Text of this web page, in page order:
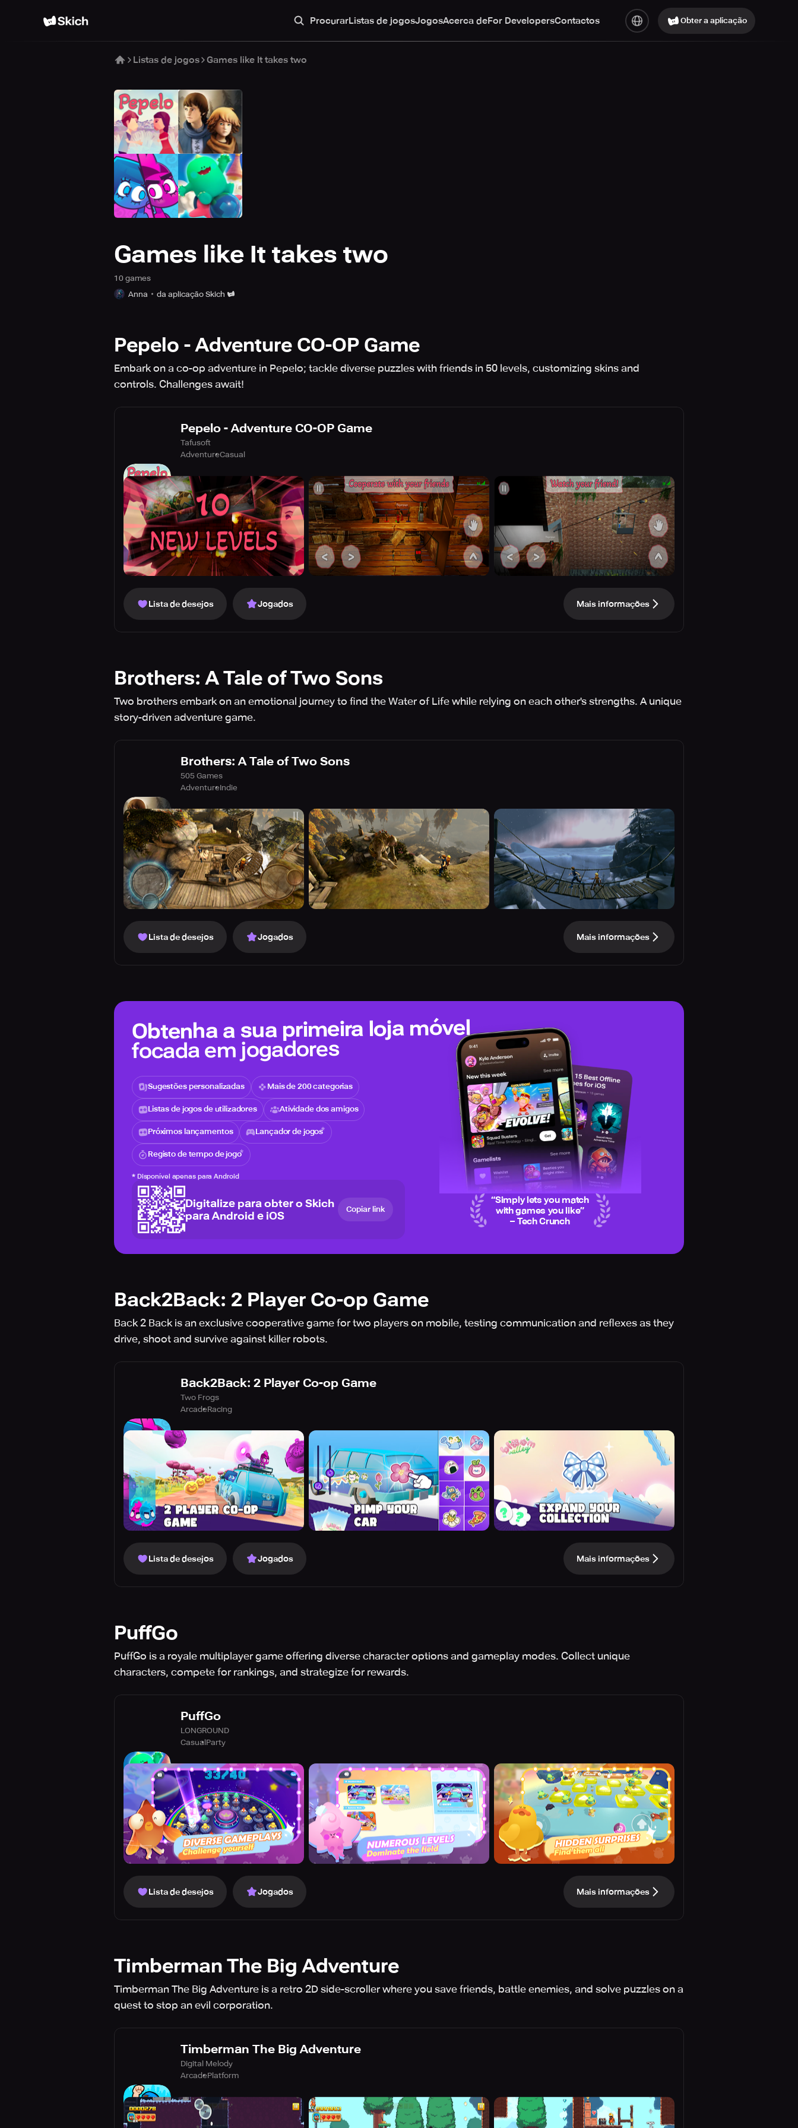
ProcurarListas de jogosJogosAcerca deFor DevelopersContactos Obter a aplicação
Listas de jogos Games like It takes two
Games like It takes two
10 games
Anna
da aplicação Skich
Pepelo - Adventure CO-OP Game
Embark on a co-op adventure in Pepelo; tackle diverse puzzles with friends in 50 levels, customizing skins and
controls. Challenges await!
Pepelo - Adventure CO-OP Game
Tafusoft
AdventureCasual
Lista de desejos Jogados Mais informações
Brothers: A Tale of Two Sons
Two brothers embark on an emotional journey to find the Water of Life while relying on each other's strengths. A unique
story-driven adventure game.
Brothers: A Tale of Two Sons
505 Games
AdventureIndie
Lista de desejos Jogados Mais informações
Obtenha a sua primeira loja móvel
focada em jogadores
Sugestões personalizadas Mais de 200 categorias
Listas de jogos de utilizadores Atividade dos amigos
Próximos lançamentos Lançador de jogos
Registo de tempo de jogo
* Disponível apenas para Android
Digitalize para obter o Skich
para Android e iOS
Copiar link
“Simply lets you match
with games you like”
– Tech Crunch
Back2Back: 2 Player Co-op Game
Back 2 Back is an exclusive cooperative game for two players on mobile, testing communication and reflexes as they
drive, shoot and survive against killer robots.
Back2Back: 2 Player Co-op Game
Two Frogs
ArcadeRacing
Lista de desejos Jogados Mais informações
PuffGo
PuffGo is a royale multiplayer game offering diverse character options and gameplay modes. Collect unique
characters, compete for rankings, and strategize for rewards.
PuffGo
LONGROUND
CasualParty
Lista de desejos Jogados Mais informações
Timberman The Big Adventure
Timberman The Big Adventure is a retro 2D side-scroller where you save friends, battle enemies, and solve puzzles on a
quest to stop an evil corporation.
Timberman The Big Adventure
Digital Melody
ArcadePlatform